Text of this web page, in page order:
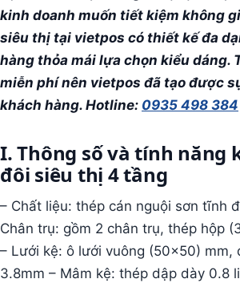
kinh doanh muốn tiết kiệm không
siêu thị tại vietpos có thiết kế đa
hàng thỏa mái lựa chọn kiểu dáng.
miễn phí nên vietpos đã tạo được
khách hàng. Hotline: 0935 498 384
I. Thông số và tính năng
đôi siêu thị 4 tầng
– Chất liệu: thép cán nguội sơn tĩnh
Chân trụ: gồm 2 chân trụ, thép hộp
– Lưới kệ: ô lưới vuông (50×50) mm,
3.8mm – Mâm kệ: thép dập dày 0.8